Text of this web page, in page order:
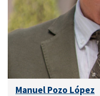
Manuel Pozo López